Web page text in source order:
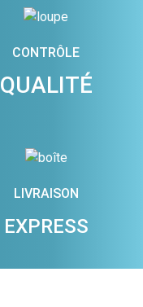
CONTRÔLE
QUALITÉ
LIVRAISON
EXPRESS